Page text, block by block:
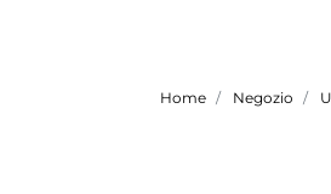
Home Negozio